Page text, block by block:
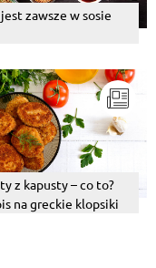
zawsze w sosie
z kapusty – co to?
na greckie klopsiki